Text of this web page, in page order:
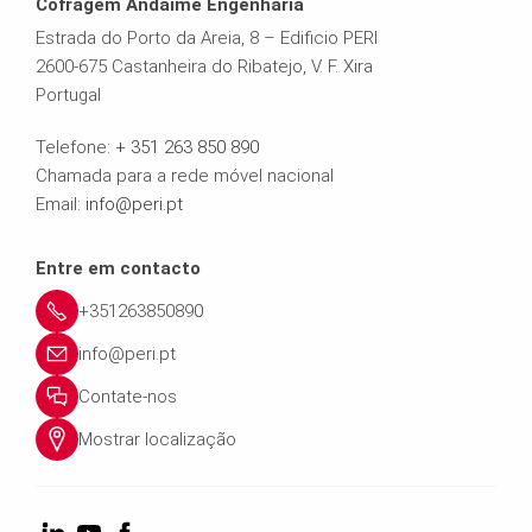
Cofragem Andaime Engenharia
Estrada do Porto da Areia, 8 – Edificio PERI
2600-675 Castanheira do Ribatejo, V. F. Xira
Portugal
Telefone: + 351 263 850 890
Chamada para a rede móvel nacional
Email: info@peri.pt
Entre em contacto
+351263850890
info@peri.pt
Contate-nos
Mostrar localização